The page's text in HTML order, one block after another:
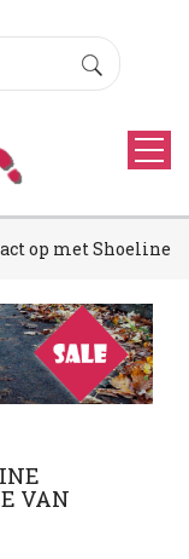
op met Shoeline
VAN